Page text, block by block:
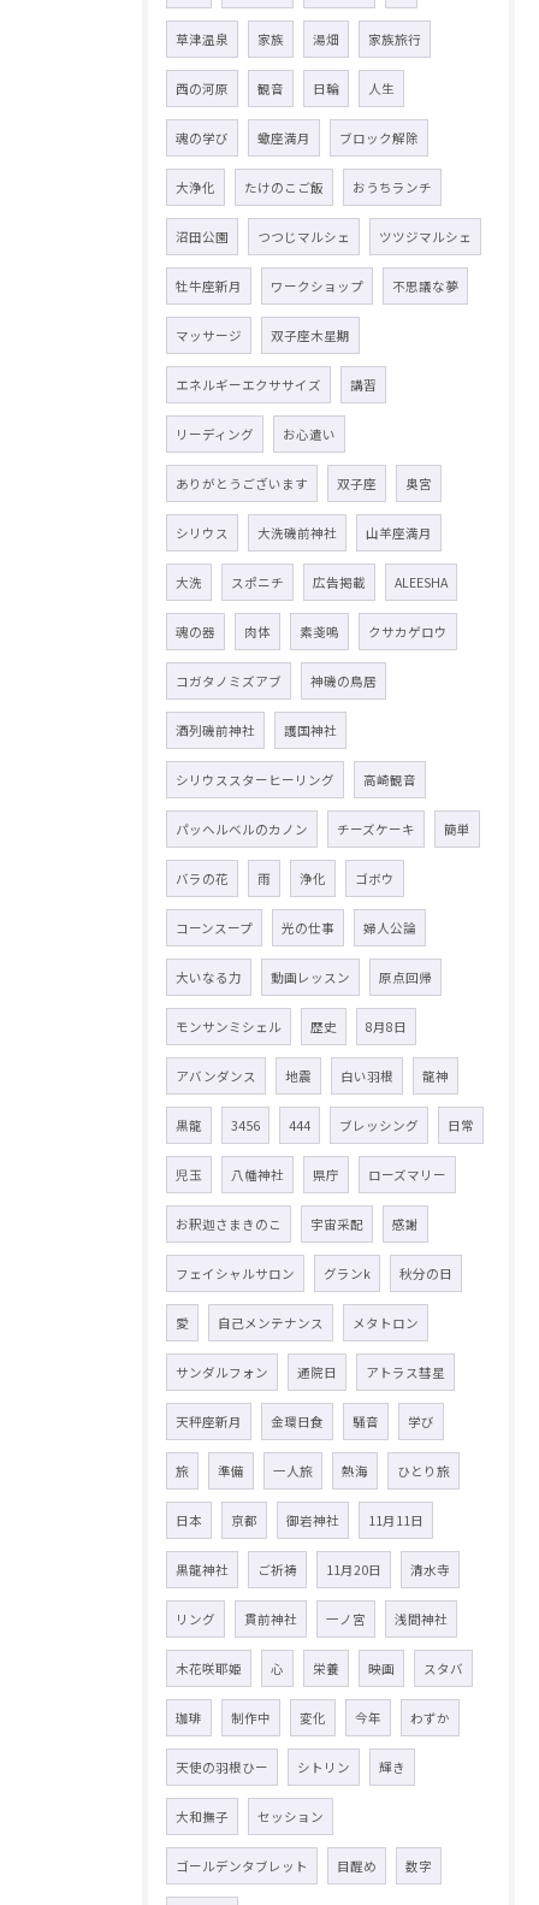
草津温泉 家族 湯畑 家族旅行
西の河原 観音 日輪 人生
魂の学び 蠍座満月 ブロック解除
大浄化 たけのこご飯 おうちランチ
沼田公園 つつじマルシェ ツツジマルシェ
牡牛座新月 ワークショップ 不思議な夢
マッサージ 双子座木星期
エネルギーエクササイズ 講習
リーディング お心遣い
ありがとうございます 双子座 奥宮
シリウス 大洗磯前神社 山羊座満月
大洗 スポニチ 広告掲載 ALEESHA
魂の器 肉体 素戔嗚 クサカゲロウ
コガタノミズアブ 神磯の鳥居
酒列磯前神社 護国神社
シリウススターヒーリング 高崎観音
パッヘルベルのカノン チーズケーキ 簡単
バラの花 雨 浄化 ゴボウ
コーンスープ 光の仕事 婦人公論
大いなる力 動画レッスン 原点回帰
モンサンミシェル 歴史 8月8日
アバンダンス 地震 白い羽根 龍神
黒龍 3456 444 ブレッシング 日常
児玉 八幡神社 県庁 ローズマリー
お釈迦さまきのこ 宇宙采配 感謝
フェイシャルサロン グランk 秋分の日
愛 自己メンテナンス メタトロン
サンダルフォン 通院日 アトラス彗星
天秤座新月 金環日食 騒音 学び
旅 準備 一人旅 熱海 ひとり旅
日本 京都 御岩神社 11月11日
黒龍神社 ご祈祷 11月20日 清水寺
リング 貫前神社 一ノ宮 浅間神社
木花咲耶姫 心 栄養 映画 スタバ
珈琲 制作中 変化 今年 わずか
天使の羽根ひー シトリン 輝き
大和撫子 セッション
ゴールデンタブレット 目醒め 数字